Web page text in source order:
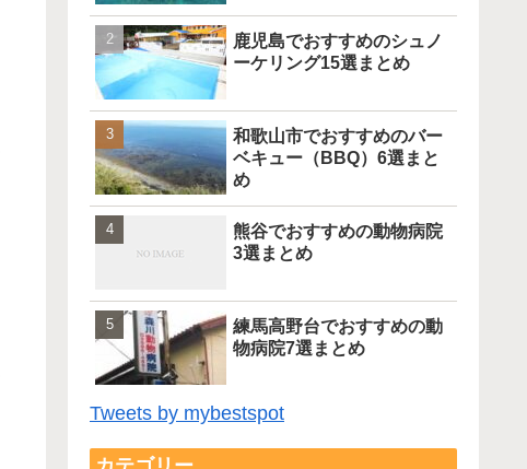
鹿児島でおすすめのシュノ
ーケリング15選まとめ
和歌山市でおすすめのバー
ベキュー（BBQ）6選まと
め
熊谷でおすすめの動物病院
3選まとめ
練馬高野台でおすすめの動
物病院7選まとめ
Tweets by mybestspot